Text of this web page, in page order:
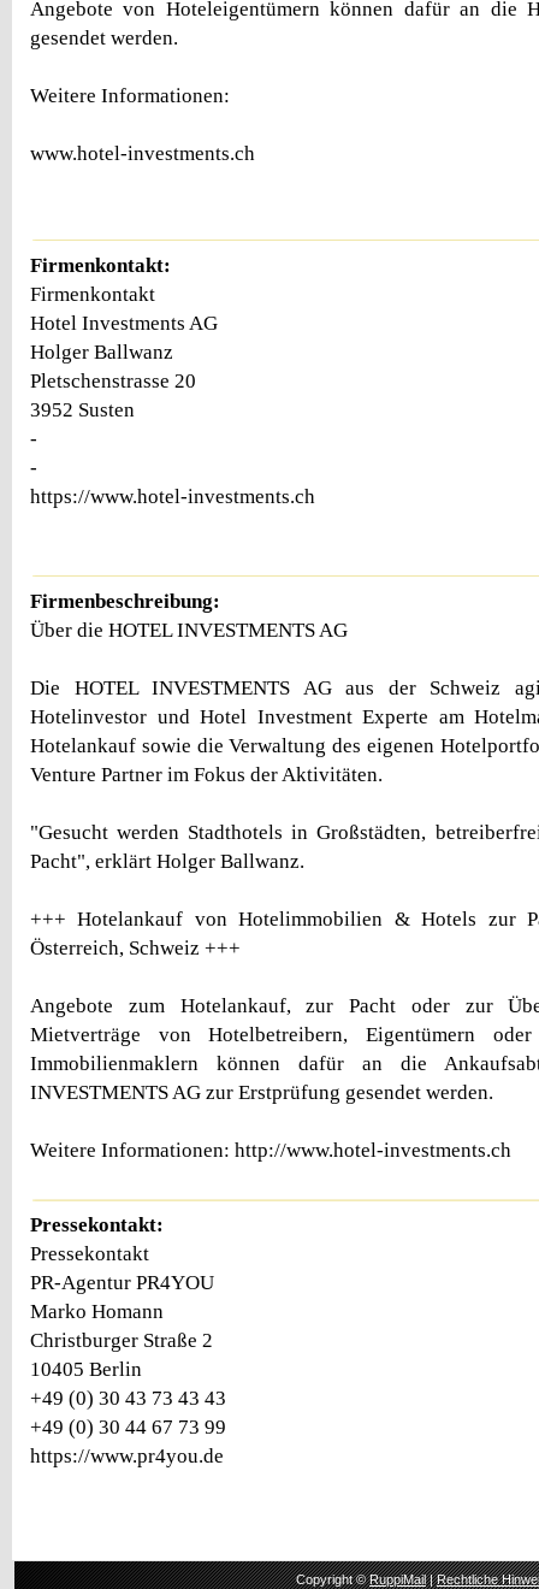
Angebote von Hoteleigentümern können dafür an die
gesendet werden.
Weitere Informationen:
www.hotel-investments.ch
Firmenkontakt:
Firmenkontakt
Hotel Investments AG
Holger Ballwanz
Pletschenstrasse 20
3952 Susten
-
-
https://www.hotel-investments.ch
Firmenbeschreibung:
Über die HOTEL INVESTMENTS AG
Die HOTEL INVESTMENTS AG aus der Schweiz
Hotelinvestor und Hotel Investment Experte am
Hotelankauf sowie die Verwaltung des eigenen
Venture Partner im Fokus der Aktivitäten.
"Gesucht werden Stadthotels in Großstädten,
Pacht", erklärt Holger Ballwanz.
+++ Hotelankauf von Hotelimmobilien & Hotels zur
Österreich, Schweiz +++
Angebote zum Hotelankauf, zur Pacht oder zur
Mietverträge von Hotelbetreibern, Eigentümern
Immobilienmaklern können dafür an die
INVESTMENTS AG zur Erstprüfung gesendet werden.
Weitere Informationen: http://www.hotel-investments.ch
Pressekontakt:
Pressekontakt
PR-Agentur PR4YOU
Marko Homann
Christburger Straße 2
10405 Berlin
+49 (0) 30 43 73 43 43
+49 (0) 30 44 67 73 99
https://www.pr4you.de
Copyright ©RuppiMail|Rechtliche